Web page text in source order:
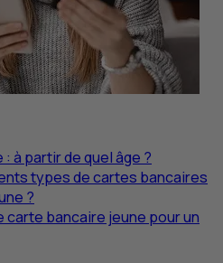
à partir de quel âge ?
types de cartes bancaires
?
carte bancaire jeune pour un